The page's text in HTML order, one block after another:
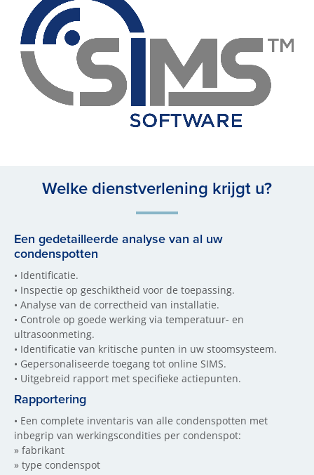
Welke dienstverlening krijgt u?
Een gedetailleerde analyse van al uw
condenspotten
• Identificatie.
• Inspectie op geschiktheid voor de toepassing.
• Analyse van de correctheid van installatie.
• Controle op goede werking via temperatuur- en
ultrasoonmeting.
• Identificatie van kritische punten in uw stoomsysteem.
• Gepersonaliseerde toegang tot online SIMS.
• Uitgebreid rapport met specifieke actiepunten.
Rapportering
• Een complete inventaris van alle condenspotten met
inbegrip van werkingscondities per condenspot:
» fabrikant
» type condenspot